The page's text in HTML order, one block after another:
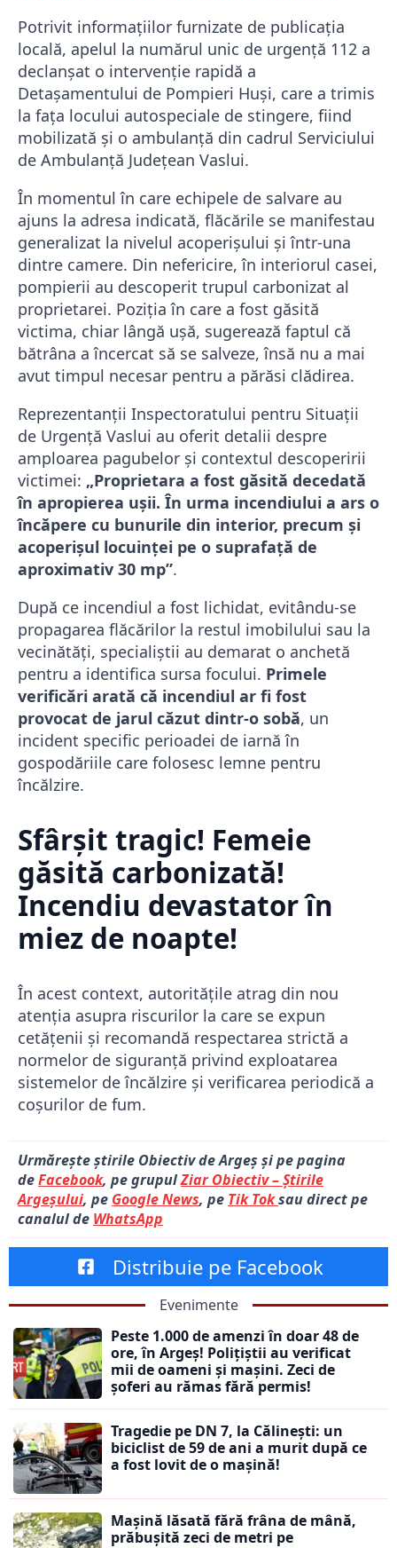
Potrivit informațiilor furnizate de publicația
locală, apelul la numărul unic de urgență 112 a
declanșat o intervenție rapidă a
Detașamentului de Pompieri Huși, care a trimis
la fața locului autospeciale de stingere, fiind
mobilizată și o ambulanță din cadrul Serviciului
de Ambulanță Județean Vaslui.
În momentul în care echipele de salvare au
ajuns la adresa indicată, flăcările se manifestau
generalizat la nivelul acoperișului și într-una
dintre camere. Din nefericire, în interiorul casei,
pompierii au descoperit trupul carbonizat al
proprietarei. Poziția în care a fost găsită
victima, chiar lângă ușă, sugerează faptul că
bătrâna a încercat să se salveze, însă nu a mai
avut timpul necesar pentru a părăsi clădirea.
Reprezentanții Inspectoratului pentru Situații
de Urgență Vaslui au oferit detalii despre
amploarea pagubelor și contextul descoperirii
victimei: „Proprietara a fost găsită decedată
în apropierea ușii. În urma incendiului a ars o
încăpere cu bunurile din interior, precum și
acoperișul locuinței pe o suprafață de
aproximativ 30 mp”.
După ce incendiul a fost lichidat, evitându-se
propagarea flăcărilor la restul imobilului sau la
vecinătăți, specialiștii au demarat o anchetă
pentru a identifica sursa focului. Primele
verificări arată că incendiul ar fi fost
provocat de jarul căzut dintr-o sobă, un
incident specific perioadei de iarnă în
gospodăriile care folosesc lemne pentru
încălzire.
Sfârșit tragic! Femeie
găsită carbonizată!
Incendiu devastator în
miez de noapte!
În acest context, autoritățile atrag din nou
atenția asupra riscurilor la care se expun
cetățenii și recomandă respectarea strictă a
normelor de siguranță privind exploatarea
sistemelor de încălzire și verificarea periodică a
coșurilor de fum.
Urmărește știrile Obiectiv de Argeș și pe pagina
deFacebook, pe grupulZiar Obiectiv – Știrile
Argeșului, pe Google News, pe Tik Toksau direct pe
canalul de WhatsApp
Distribuie pe Facebook
Evenimente
Peste 1.000 de amenzi în doar 48 de
ore, în Argeș! Polițiștii au verificat
mii de oameni și mașini. Zeci de
șoferi au rămas fără permis!
Tragedie pe DN 7, la Călinești: un
biciclist de 59 de ani a murit după ce
a fost lovit de o mașină!
Mașină lăsată fără frâna de mână,
prăbușită zeci de metri pe